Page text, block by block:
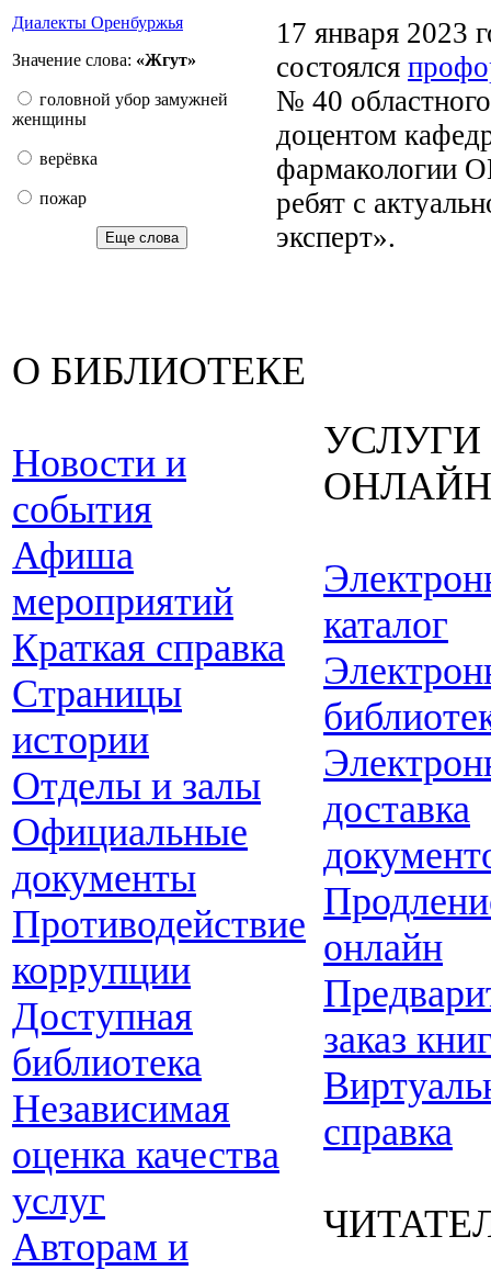
Диалекты Оренбуржья
Значение слова: «Жгут»
головной убор замужней
женщины
верёвка
пожар
Еще слова
17 января 2023
состоялся
№ 40
доцентом
фармакологии
ребят с
эксперт».
О БИБЛИОТЕКЕ
Новости и
события
Афиша
мероприятий
Краткая справка
Страницы
истории
Отделы и залы
Официальные
документы
Противодействие
коррупции
Доступная
библиотека
Независимая
оценка качества
услуг
Авторам и
УСЛУГИ
ОНЛАЙН
каталог
доставка
онлайн
заказ
справка